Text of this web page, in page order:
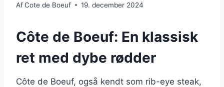
AfCote de Boeuf 19. december 2024
Côte de Boeuf: En klassisk
ret med dybe rødder
Côte de Boeuf, også kendt som rib-eye steak,